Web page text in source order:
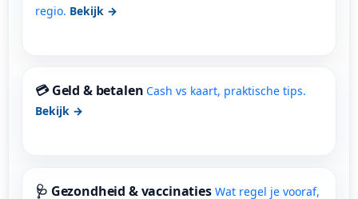
regio. Bekijk →
💳 Geld & betalen Cash vs kaart, praktische tips.
Bekijk →
🩺 Gezondheid & vaccinaties Wat regel je vooraf,